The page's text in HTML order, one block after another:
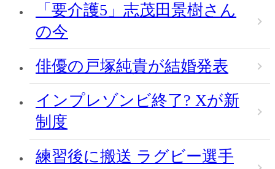
「要介護5」志茂田景樹さん
の今
俳優の戸塚純貴が結婚発表
インプレゾンビ終了? Xが新
制度
練習後に搬送 ラグビー選手